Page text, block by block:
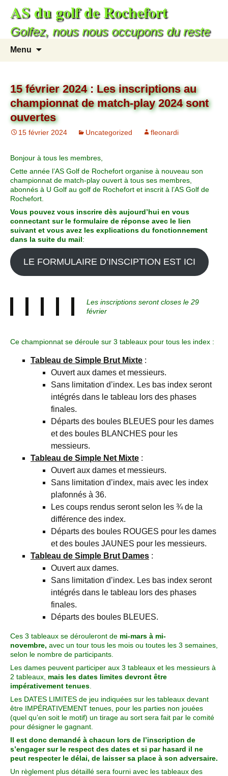
AS du golf de Rochefort
Golfez, nous nous occupons du reste
Menu
15 février 2024 : Les inscriptions au
championnat de match-play 2024 sont
ouvertes
15 février 2024 Uncategorized fleonardi
Bonjour à tous les membres,
Cette année l’AS Golf de Rochefort organise à nouveau son
championnat de match-play ouvert à tous ses membres,
abonnés à U Golf au golf de Rochefort et inscrit à l’AS Golf de
Rochefort.
Vous pouvez vous inscrire dès aujourd’hui en vous
connectant sur le formulaire de réponse avec le lien
suivant et vous avez les explications du fonctionnement
dans la suite du mail:
LE FORMULAIRE D’INSCIPTION EST ICI
Les inscriptions seront closes le 29
février
Ce championnat se déroule sur 3 tableaux pour tous les index :
Tableau de Simple Brut Mixte :
Ouvert aux dames et messieurs.
Sans limitation d’index. Les bas index seront
intégrés dans le tableau lors des phases
finales.
Départs des boules BLEUES pour les dames
et des boules BLANCHES pour les
messieurs.
Tableau de Simple Net Mixte :
Ouvert aux dames et messieurs.
Sans limitation d’index, mais avec les index
plafonnés à 36.
Les coups rendus seront selon les ¾ de la
différence des index.
Départs des boules ROUGES pour les dames
et des boules JAUNES pour les messieurs.
Tableau de Simple Brut Dames :
Ouvert aux dames.
Sans limitation d’index. Les bas index seront
intégrés dans le tableau lors des phases
finales.
Départs des boules BLEUES.
Ces 3 tableaux se dérouleront de mi-mars à mi-
novembre, avec un tour tous les mois ou toutes les 3 semaines,
selon le nombre de participants.
Les dames peuvent participer aux 3 tableaux et les messieurs à
2 tableaux, mais les dates limites devront être
impérativement tenues
Les DATES LIMITES de jeu indiquées sur les tableaux devant
être IMPÉRATIVEMENT tenues, pour les parties non jouées
(quel qu’en soit le motif) un tirage au sort sera fait par le comité
pour désigner le gagnant.
Il est donc demandé à chacun lors de l’inscription de
s’engager sur le respect des dates et si par hasard il ne
peut respecter le délai, de laisser sa place à son adversaire.
Un règlement plus détaillé sera fourni avec les tableaux des